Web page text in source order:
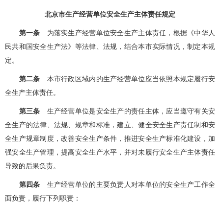
北京市生产经营单位安全生产主体责任规定
第一条 为落实生产经营单位安全生产主体责任，根据《中华人
民共和国安全生产法》等法律、法规，结合本市实际情况，制定本规
定。
第二条 本市行政区域内的生产经营单位应当依照本规定履行安
全生产主体责任。
第三条 生产经营单位是安全生产的责任主体，应当遵守有关安
全生产的法律、法规、规章和标准，建立、健全安全生产责任制和安
全生产规章制度，改善安全生产条件，推进安全生产标准化建设，加
强安全生产管理，提高安全生产水平，并对未履行安全生产主体责任
导致的后果负责。
第四条 生产经营单位的主要负责人对本单位的安全生产工作全
面负责，履行下列职责：